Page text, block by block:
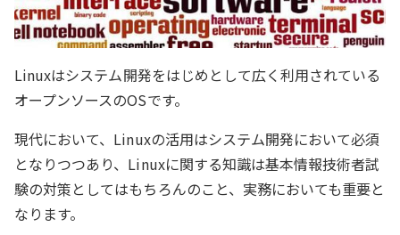
Linuxはシステム開発をはじめとして広く利用されている
オープンソースのOSです。
現代において、Linuxの活用はシステム開発において必須
となりつつあり、Linuxに関する知識は基本情報技術者試
験の対策としてはもちろんのこと、実務においても重要と
なります。